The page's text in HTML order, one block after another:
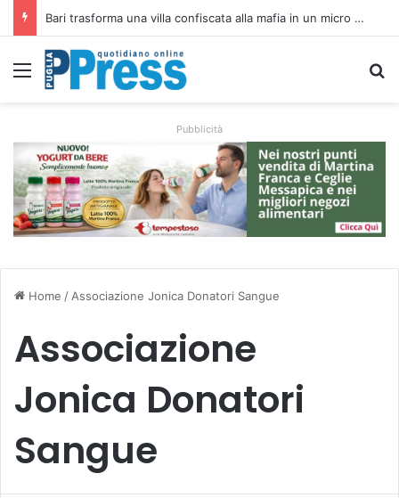
Rubano strumenti e farmaci ai medici dei migranti a Bari: ferme le visite a Nardò
Menu
Pubblicità
Home / Associazione Jonica Donatori Sangue
Associazione
Jonica Donatori
Sangue